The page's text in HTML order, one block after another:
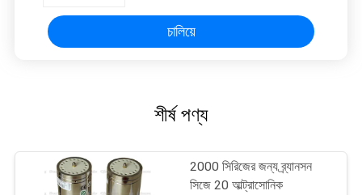
চালিয়ে
শীর্ষ পণ্য
2000 সিরিজের জন্য ব্র্যানসন
সিজে 20 আল্ট্রাসোনিক